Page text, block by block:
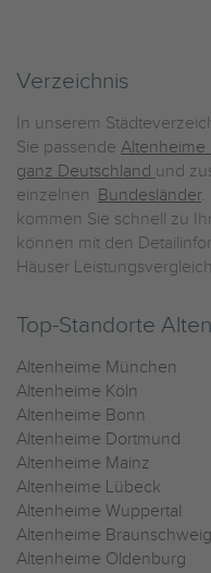
Verzeichnis
In unserem
Sie passende Altenheime
ganz Deutschland und
einzelnen Bundesländer.
kommen Sie schnell zu
können mit den
Häuser
Top-Standorte
Altenheime München
Altenheime Köln
Altenheime Bonn
Altenheime Dortmund
Altenheime Mainz
Altenheime Lübeck
Altenheime Wuppertal
Altenheime Braunschweig
Altenheime Oldenburg